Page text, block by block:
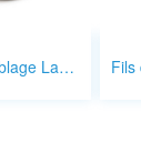
Faisceau de câblage Land Rover